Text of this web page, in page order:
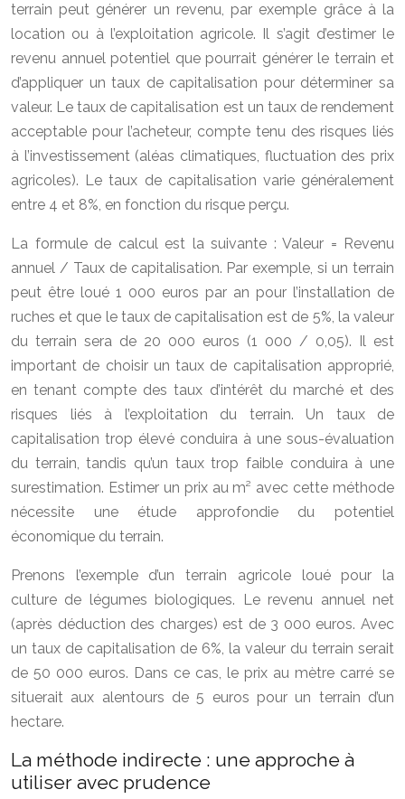
terrain peut générer un revenu, par exemple grâce à la
location ou à l’exploitation agricole. Il s’agit d’estimer le
revenu annuel potentiel que pourrait générer le terrain et
d’appliquer un taux de capitalisation pour déterminer sa
valeur. Le taux de capitalisation est un taux de rendement
acceptable pour l’acheteur, compte tenu des risques liés
à l’investissement (aléas climatiques, fluctuation des prix
agricoles). Le taux de capitalisation varie généralement
entre 4 et 8%, en fonction du risque perçu.
La formule de calcul est la suivante : Valeur = Revenu
annuel / Taux de capitalisation. Par exemple, si un terrain
peut être loué 1 000 euros par an pour l’installation de
ruches et que le taux de capitalisation est de 5%, la valeur
du terrain sera de 20 000 euros (1 000 / 0,05). Il est
important de choisir un taux de capitalisation approprié,
en tenant compte des taux d’intérêt du marché et des
risques liés à l’exploitation du terrain. Un taux de
capitalisation trop élevé conduira à une sous-évaluation
du terrain, tandis qu’un taux trop faible conduira à une
surestimation. Estimer un prix au m² avec cette méthode
nécessite une étude approfondie du potentiel
économique du terrain.
Prenons l’exemple d’un terrain agricole loué pour la
culture de légumes biologiques. Le revenu annuel net
(après déduction des charges) est de 3 000 euros. Avec
un taux de capitalisation de 6%, la valeur du terrain serait
de 50 000 euros. Dans ce cas, le prix au mètre carré se
situerait aux alentours de 5 euros pour un terrain d’un
hectare.
La méthode indirecte : une approche à
utiliser avec prudence